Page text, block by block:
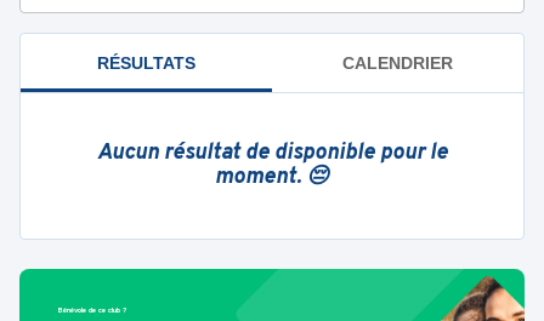
RÉSULTATS CALENDRIER
Aucun résultat de disponible pour le
moment. 😔
Bénévole de ce club ?